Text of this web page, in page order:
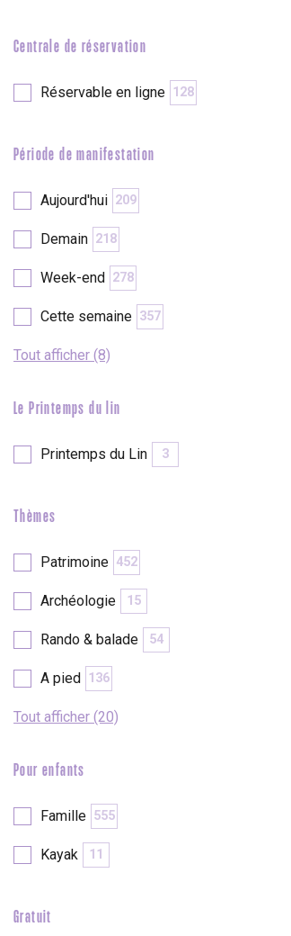
Seine
Centrale de réservation
Réservable en ligne 128
Période de manifestation
Aujourd'hui 209
Demain 218
Week-end 278
Cette semaine 357
Tout afficher (8)
Le Printemps du lin
Printemps du Lin 3
Thèmes
Patrimoine 452
Archéologie 15
Rando & balade 54
A pied 136
Tout afficher (20)
Pour enfants
Famille 555
Kayak 11
Gratuit